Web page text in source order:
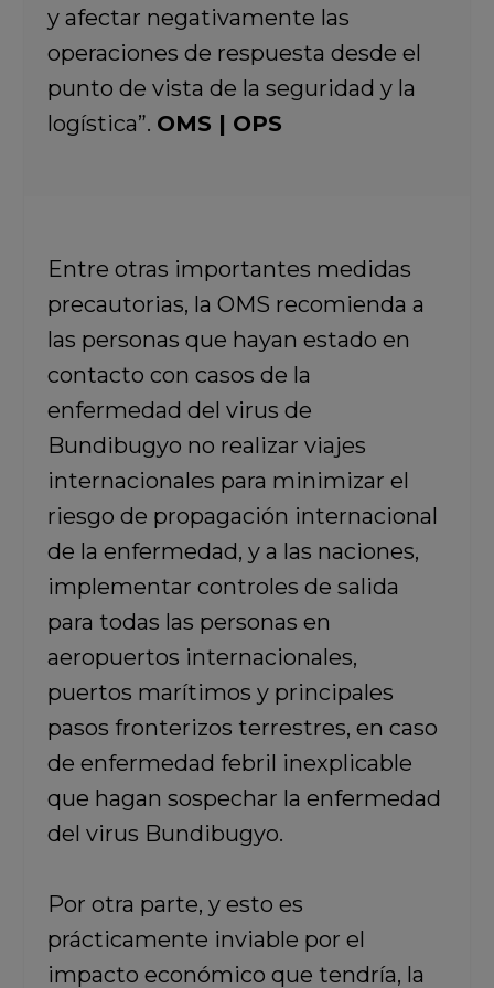
y afectar negativamente las
operaciones de respuesta desde el
punto de vista de la seguridad y la
logística”. OMS | OPS
Entre otras importantes medidas
precautorias, la OMS recomienda a
las personas que hayan estado en
contacto con casos de la
enfermedad del virus de
Bundibugyo no realizar viajes
internacionales para minimizar el
riesgo de propagación internacional
de la enfermedad, y a las naciones,
implementar controles de salida
para todas las personas en
aeropuertos internacionales,
puertos marítimos y principales
pasos fronterizos terrestres, en caso
de enfermedad febril inexplicable
que hagan sospechar la enfermedad
del virus Bundibugyo.
Por otra parte, y esto es
prácticamente inviable por el
impacto económico que tendría, la